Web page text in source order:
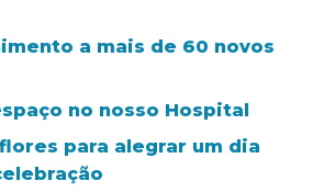
a mais de 60 novos
no nosso Hospital
para alegrar um dia